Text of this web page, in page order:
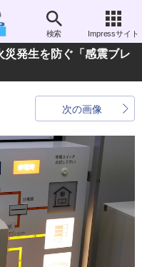
検索 Impressサイト
発生を防ぐ「感震ブレ
次の画像